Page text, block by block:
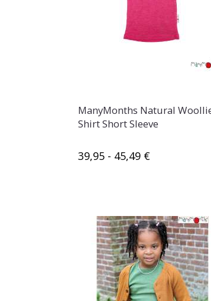
ManyMonths Natural
Shirt Short Sleeve
39,95 - 45,49 €